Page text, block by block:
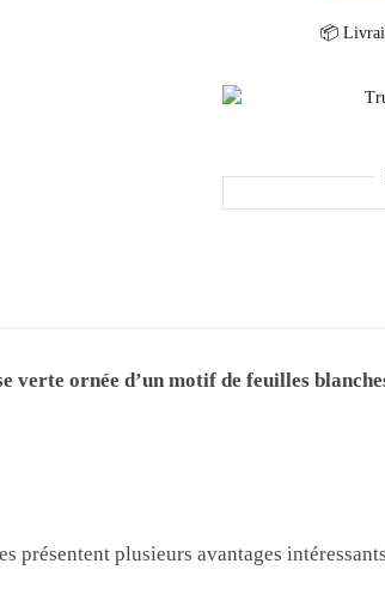
📦
verte ornée d’un motif de feuilles
présentent plusieurs avantages